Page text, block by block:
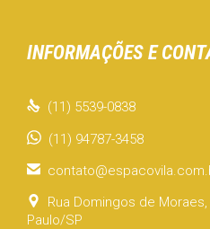
INFORMAÇÕES E
 (11) 5539-0838
(11) 94787-3458


Rua Domingos de
Paulo/SP